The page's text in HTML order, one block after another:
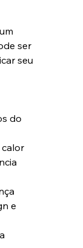
ser
seu
do
e